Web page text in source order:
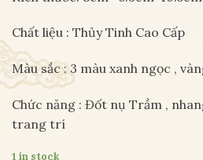
Chất liệu : Thủy Tinh Cao Cấp
Màu sắc : 3 màu xanh ngọc ,
Chức năng : Đốt nụ Trầm ,
trang trí
1 in stock